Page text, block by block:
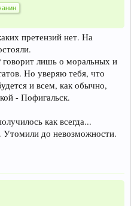
претензий нет. На
лишь о моральных и
Но уверяю тебя, что
и всем, как обычно,
- Пофигальск.
как всегда...
Утомили до невозможности.